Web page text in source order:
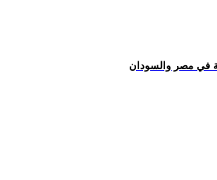
في مصر والسودان